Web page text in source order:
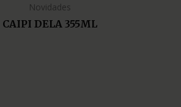
Novidades
CAIPI DELA 355ML